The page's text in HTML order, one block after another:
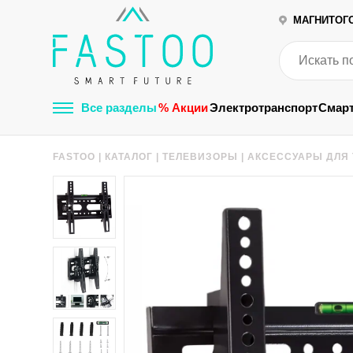
Все разделы% АкцииЭлектротранспорт
FASTOO КАТАЛОГ |ТЕЛЕВИЗОРЫ |АКСЕССУАРЫ ДЛЯ